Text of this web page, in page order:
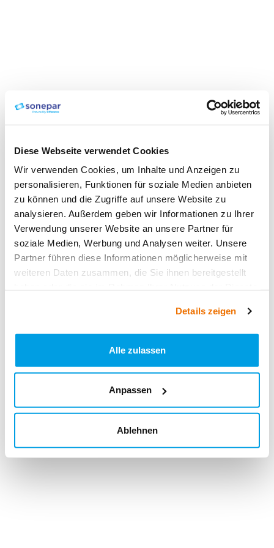
Diese Webseite verwendet Cookies
Wir verwenden Cookies, um Inhalte und Anzeigen zu
personalisieren, Funktionen für soziale Medien anbieten
zu können und die Zugriffe auf unsere Website zu
analysieren. Außerdem geben wir Informationen zu Ihrer
Verwendung unserer Website an unsere Partner für
soziale Medien, Werbung und Analysen weiter. Unsere
Partner führen diese Informationen möglicherweise mit
weiteren Daten zusammen, die Sie ihnen bereitgestellt
Details zeigen
Alle zulassen
Anpassen
Ablehnen